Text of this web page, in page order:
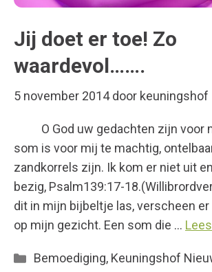
Jij doet er toe! Zo
waardevol…….
5 november 2014 door keuningshof
O God uw gedachten zijn voor
som is voor mij te machtig,
zandkorrels zijn. Ik kom er niet uit
bezig, Psalm139:17-
dit in mijn bijbeltje las, verscheen
op mijn gezicht. Een som die …
Categorieën
Bemoediging, Keuningshof